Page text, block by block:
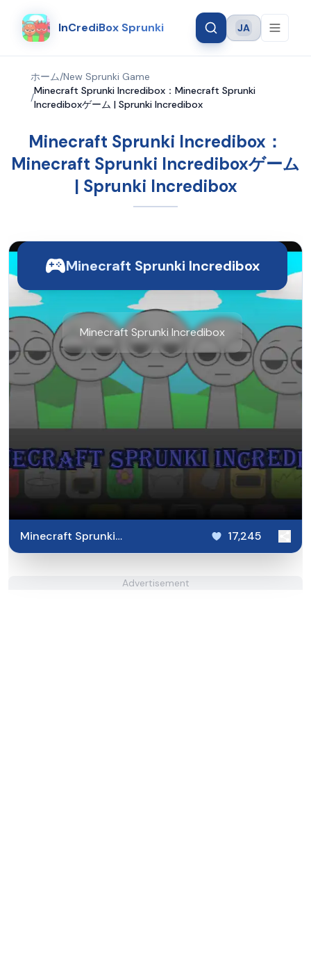
InCrediBox Sprunki Language
JA
ホーム/New Sprunki Game
/
Minecraft Sprunki Incredibox：Minecraft Sprunki
Incrediboxゲーム | Sprunki Incredibox
Minecraft Sprunki Incredibox：
Minecraft Sprunki Incrediboxゲーム
| Sprunki Incredibox
Minecraft Sprunki Incredibox
Minecraft Sprunki Incredibox
Minecraft Sprunki
Incredibox
17,245
Advertisement